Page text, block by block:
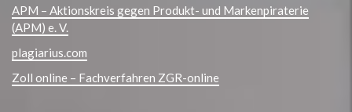
APM – Aktionskreis gegen Produkt- und Markenpiraterie
(APM) e. V.
plagiarius.com
Zoll online – Fachverfahren ZGR-online